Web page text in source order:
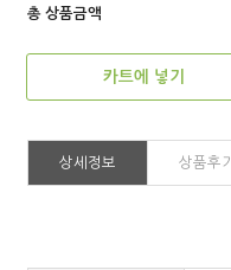
총 상품금액
카트에 넣기
상세정보 상품후기